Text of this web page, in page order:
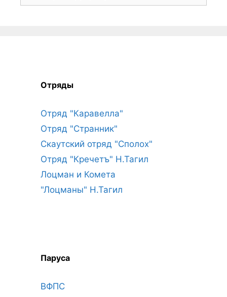
Отряды
Отряд "Каравелла"
Отряд "Странник"
Скаутский отряд "Сполох"
Отряд "Кречетъ" Н.Тагил
Лоцман и Комета
"Лоцманы" Н.Тагил
Паруса
ВФПС